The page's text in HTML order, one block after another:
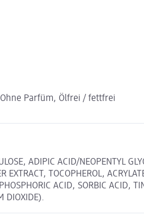
Parfüm, Ölfrei / fettfrei
ADIPIC ACID/NEOPENTYL
EXTRACT, TOCOPHEROL,
ACID, SORBIC
DIOXIDE).